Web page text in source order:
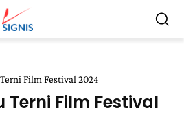
Film Festival 2024
Terni Film Festival